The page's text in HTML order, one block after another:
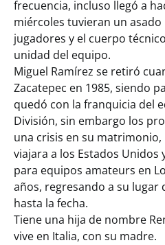
frecuencia, incluso llegó a
miércoles tuvieran un
jugadores y el cuerpo
unidad del equipo.
Miguel Ramírez se retiró
Zacatepec en 1985, siendo
quedó con la franquicia del
División, sin embargo los
una crisis en su
viajara a los Estados Unidos
para equipos amateurs en
años, regresando a su lugar
hasta la fecha.
Tiene una hija de nombre
vive en Italia, con su madre.